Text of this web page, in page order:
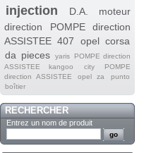
injection
D.A.
moteur
direction
POMPE direction
ASSISTEE 407
opel corsa
da pieces yaris
POMPE direction
ASSISTEE kangoo
city
POMPE
direction ASSISTEE opel za
punto
boîtier
RECHERCHER
Entrez un nom de produit